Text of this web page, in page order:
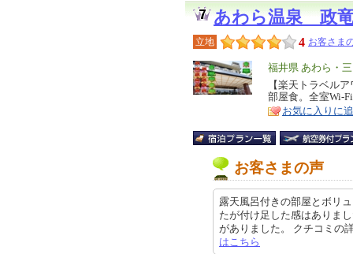
あわら温泉 政
立地 4 お客さま
エ
リ
ア
福井県 あわら・
特
徴
【楽天トラベル
部屋食。全室Wi-
お気に入りに
お客さまの声
露天風呂付きの部屋とボリ
たが付け足した感はありま
がありました。 クチコミ
はこちら